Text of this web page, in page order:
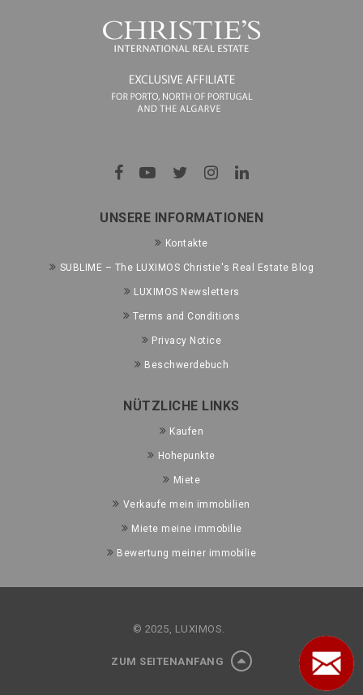
UNSERE INFORMATIONEN
Kontakte
SUBLIME – The LUXIMOS Christie's Real Estate Blog
LUXIMOS Newsletters
Terms and Conditions
Privacy Notice
Beschwerdebuch
NÜTZLICHE LINKS
Kaufen
Hohepunkte
Miete
Verkaufe mein immobilien
Miete meine immobilie
Bewertung meiner immobilie
© 2025, LUXIMOS.
ZUM SEITENANFANG